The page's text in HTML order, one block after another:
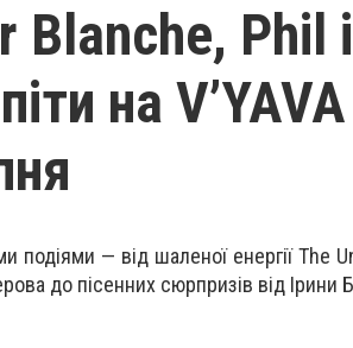
Blanche, Phil
на
подіями — від шаленої енергії The
до пісенних сюрпризів від Ірини